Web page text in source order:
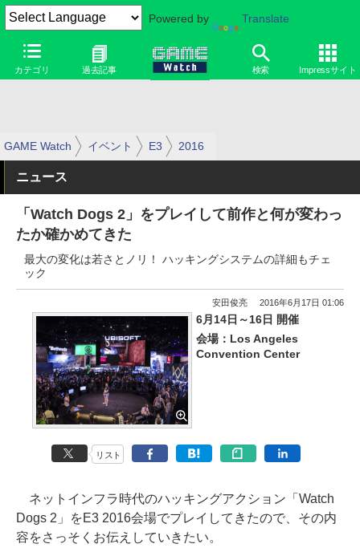
Powered by Translate
カテゴリ 過去記事 検索 Impressサイト
GAME Watch イベント E3 2016
ニュース
「Watch Dogs 2」をプレイして前作と何が変わっ
たか確かめてきた
最大の変化は若さとノリ！ ハッキングシステムの詳細もチェ
ック
安田俊亮 2016年6月17日 01:06
6月14日～16日 開催
会場：Los Angeles
Convention Center
リスト
ネットインフラ時代のハッキングアクション「Watch
Dogs 2」をE3 2016会場でプレイしてきたので、その内
容をさっそくお伝えしていきたい。